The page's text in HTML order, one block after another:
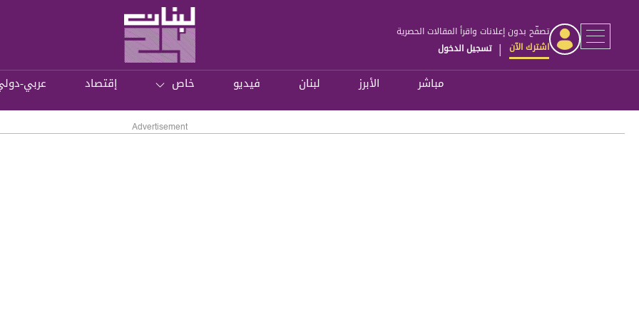
تصفّح بدون إعلانات واقرأ المقالات الحصرية
اشترك الآن | تسجيل الدخول
مباشر الأبرز لبنان فيديو خاص إقتصاد عربي-
Advertisement